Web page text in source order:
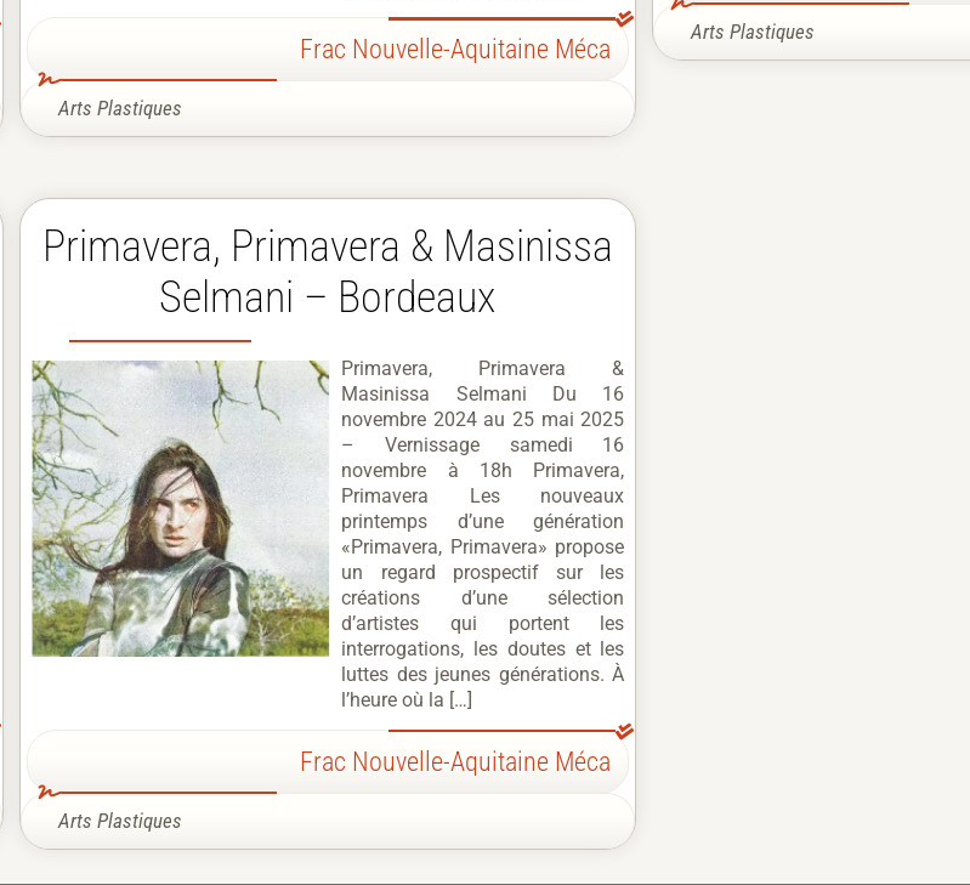
Frac Nouvelle-Aquitaine Méca
Arts Plastiques
Arts Plastiques
Primavera, Primavera & Masinissa
Selmani – Bordeaux
Primavera, Primavera &
Masinissa Selmani Du 16
novembre 2024 au 25 mai 2025
– Vernissage samedi 16
novembre à 18h Primavera,
Primavera Les nouveaux
printemps d’une génération
«Primavera, Primavera» propose
un regard prospectif sur les
créations d’une sélection
d’artistes qui portent les
interrogations, les doutes et les
luttes des jeunes générations. À
l’heure où la […]
Frac Nouvelle-Aquitaine Méca
Arts Plastiques